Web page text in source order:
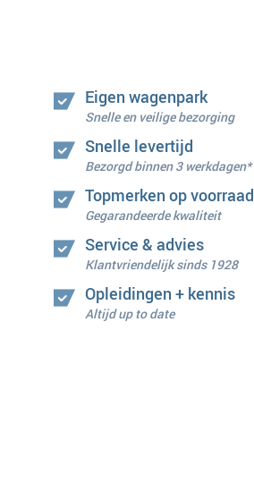
Eigen wagenpark
Snelle en veilige bezorging
Snelle levertijd
Bezorgd binnen 3 werkdagen*
Topmerken op voorraad
Gegarandeerde kwaliteit
Service & advies
Klantvriendelijk sinds 1928
Opleidingen + kennis
Altijd up to date